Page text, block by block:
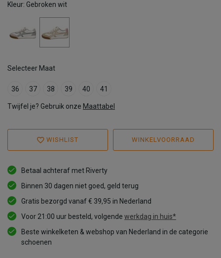
Kleur: Gebroken wit
Selecteer Maat
36 37 38 39 40 41
Twijfel je? Gebruik onze Maattabel
WISHLIST WINKELVOORRAAD
Betaal achteraf met Riverty
Binnen 30 dagen niet goed, geld terug
Gratis bezorgd vanaf € 39,95 in Nederland
Voor 21:00 uur besteld, volgende werkdag in huis*
Beste winkelketen & webshop van Nederland in de categorie
schoenen